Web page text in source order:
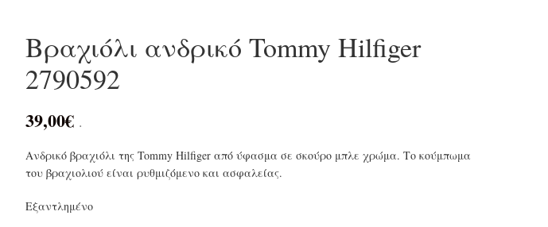
Βραχιόλι ανδρικό Tommy Hilfiger
2790592
39,00€ .
Ανδρικό βραχιόλι της Tommy Hilfiger από ύφασμα σε σκούρο μπλε χρώμα. Το κούμπωμα
του βραχιολιού είναι ρυθμιζόμενο και ασφαλείας.
Εξαντλημένο